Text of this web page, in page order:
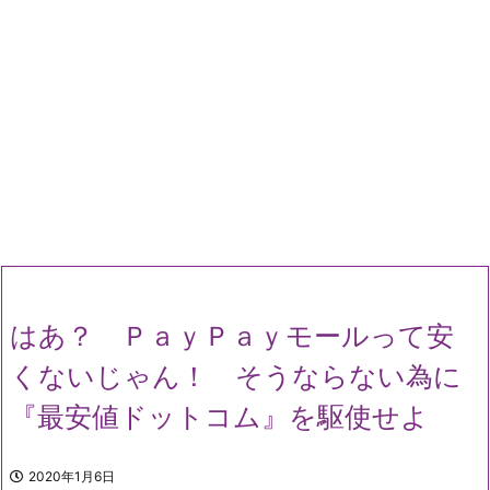
はあ？ ＰａｙＰａｙモールって安
くないじゃん！ そうならない為に
『最安値ドットコム』を駆使せよ
2020年1月6日